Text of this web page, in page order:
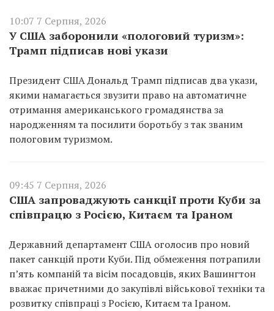
10:07 7 Серпня, 2026
У США заборонили «пологовий туризм»:
Трамп підписав нові укази
Президент США Дональд Трамп підписав два укази,
якими намагається звузити право на автоматичне
отримання американського громадянства за
народженням та посилити боротьбу з так званим
пологовим туризмом.
09:45 7 Серпня, 2026
США запроваджують санкції проти Куби за
співпрацю з Росією, Китаєм та Іраном
Державний департамент США оголосив про новий
пакет санкцій проти Куби. Під обмеження потрапили
п’ять компаній та вісім посадовців, яких Вашингтон
вважає причетними до закупівлі військової техніки та
розвитку співпраці з Росією, Китаєм та Іраном.